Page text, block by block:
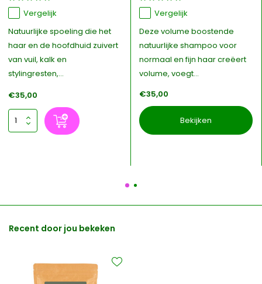
Vergelijk
Natuurlijke spoeling die het
haar en de hoofdhuid zuivert
van vuil, kalk en
stylingresten,...
€35,00
Vergelijk
Deze volume boostende
natuurlijke shampoo voor
normaal en fijn haar creëert
volume, voegt...
€35,00
Bekijken
Recent door jou bekeken